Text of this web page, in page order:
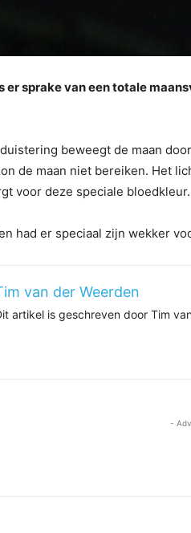
er sprake van een totale
beweegt de maan
de maan niet bereiken. Het
voor deze speciale bloedkleur.
had er speciaal zijn wekker
van der Weerden
artikel is geschreven door Tim
-